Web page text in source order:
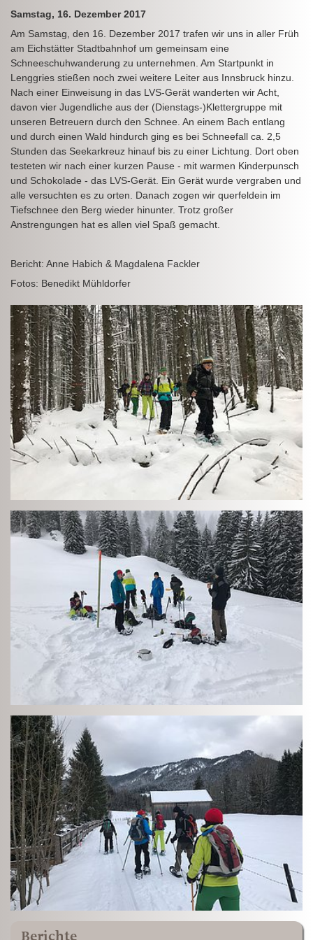
Samstag, 16. Dezember 2017
Am Samstag, den 16. Dezember 2017 trafen wir uns in aller Früh
am Eichstätter Stadtbahnhof um gemeinsam eine
Schneeschuhwanderung zu unternehmen. Am Startpunkt in
Lenggries stießen noch zwei weitere Leiter aus Innsbruck hinzu.
Nach einer Einweisung in das LVS-Gerät wanderten wir Acht,
davon vier Jugendliche aus der (Dienstags-)Klettergruppe mit
unseren Betreuern durch den Schnee. An einem Bach entlang
und durch einen Wald hindurch ging es bei Schneefall ca. 2,5
Stunden das Seekarkreuz hinauf bis zu einer Lichtung. Dort oben
testeten wir nach einer kurzen Pause - mit warmen Kinderpunsch
und Schokolade - das LVS-Gerät. Ein Gerät wurde vergraben und
alle versuchten es zu orten. Danach zogen wir querfeldein im
Tiefschnee den Berg wieder hinunter. Trotz großer
Anstrengungen hat es allen viel Spaß gemacht.
Bericht: Anne Habich & Magdalena Fackler
Fotos: Benedikt Mühldorfer
Berichte